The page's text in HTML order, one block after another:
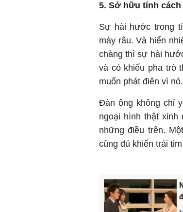
5. Sở hữu tính
Sự hài hước trong
mày râu. Và hiển
chàng thì sự hài
và có khiếu pha trò
muốn phát điên vì nó.
Đàn ông không chỉ
ngoại hình thật xinh
những điều trên.
cũng đủ khiến trái